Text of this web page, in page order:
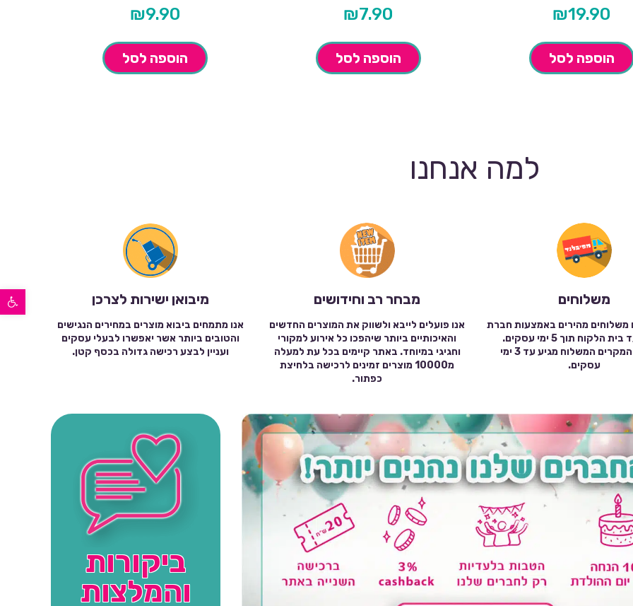
פתח סרגל נגישות
₪19.90
הוספה לסל
₪7.90
הוספה לסל
₪9.90
הוספה לסל
למה אנחנו
משלוחים
משלוחים מהירים באמצעות חברת
שילוח עד בית הלקוח תוך 5 ימי עסקים.
במרבית המקרים המשלוח מגיע עד 3 ימי
עסקים.
מבחר רב וחידושים
אנו פועלים לייבא ולשווק את המוצרים החדשים
והאיכותיים ביותר שיהפכו כל אירוע למקורי
וחגיגי במיוחד. באתר קיימים בכל עת למעלה
מ10000 מוצרים זמינים לרכישה בלחיצת
כפתור.
מיבואן ישירות לצרכן
אנו מתמחים ביבוא מוצרים במחירים הנגישים
והטובים ביותר אשר יאפשרו לבעלי עסקים
ועניין לבצע רכישה גדולה בכסף קטן.
ביקורות
והמלצות